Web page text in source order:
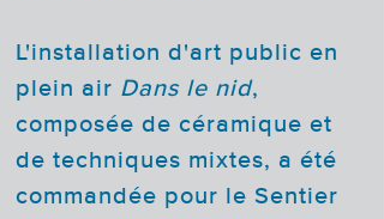
L'installation d'art public en
plein air Dans le nid,
composée de céramique et
de techniques mixtes, a été
commandée pour le Sentier